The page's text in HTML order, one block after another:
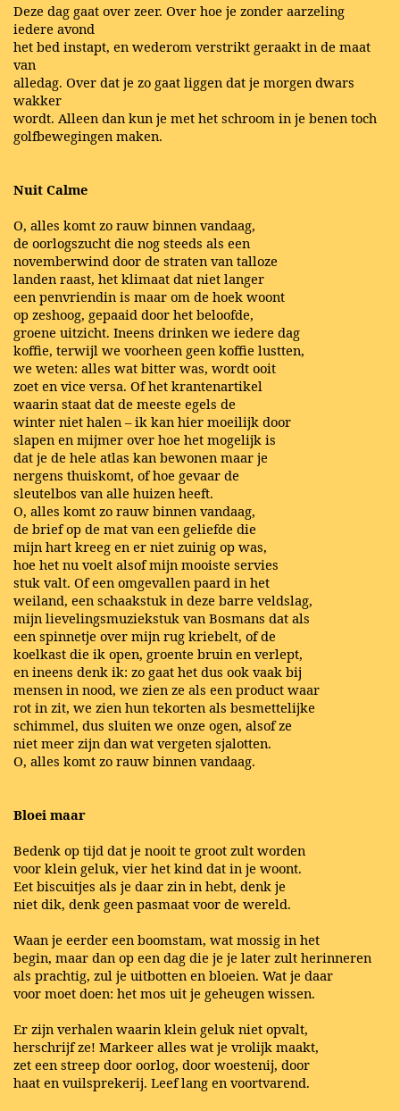
Deze dag gaat over zeer. Over hoe je zonder aarzeling
iedere avond
het bed instapt, en wederom verstrikt geraakt in de maat
van
alledag. Over dat je zo gaat liggen dat je morgen dwars
wakker
wordt. Alleen dan kun je met het schroom in je benen toch
golfbewegingen maken.
Nuit Calme
O, alles komt zo rauw binnen vandaag,
de oorlogszucht die nog steeds als een
novemberwind door de straten van talloze
landen raast, het klimaat dat niet langer
een penvriendin is maar om de hoek woont
op zeshoog, gepaaid door het beloofde,
groene uitzicht. Ineens drinken we iedere dag
koffie, terwijl we voorheen geen koffie lustten,
we weten: alles wat bitter was, wordt ooit
zoet en vice versa. Of het krantenartikel
waarin staat dat de meeste egels de
winter niet halen – ik kan hier moeilijk door
slapen en mijmer over hoe het mogelijk is
dat je de hele atlas kan bewonen maar je
nergens thuiskomt, of hoe gevaar de
sleutelbos van alle huizen heeft.
O, alles komt zo rauw binnen vandaag,
de brief op de mat van een geliefde die
mijn hart kreeg en er niet zuinig op was,
hoe het nu voelt alsof mijn mooiste servies
stuk valt. Of een omgevallen paard in het
weiland, een schaakstuk in deze barre veldslag,
mijn lievelingsmuziekstuk van Bosmans dat als
een spinnetje over mijn rug kriebelt, of de
koelkast die ik open, groente bruin en verlept,
en ineens denk ik: zo gaat het dus ook vaak bij
mensen in nood, we zien ze als een product waar
rot in zit, we zien hun tekorten als besmettelijke
schimmel, dus sluiten we onze ogen, alsof ze
niet meer zijn dan wat vergeten sjalotten.
O, alles komt zo rauw binnen vandaag.
Bloei maar
Bedenk op tijd dat je nooit te groot zult worden
voor klein geluk, vier het kind dat in je woont.
Eet biscuitjes als je daar zin in hebt, denk je
niet dik, denk geen pasmaat voor de wereld.
Waan je eerder een boomstam, wat mossig in het
begin, maar dan op een dag die je je later zult herinneren
als prachtig, zul je uitbotten en bloeien. Wat je daar
voor moet doen: het mos uit je geheugen wissen.
Er zijn verhalen waarin klein geluk niet opvalt,
herschrijf ze! Markeer alles wat je vrolijk maakt,
zet een streep door oorlog, door woestenij, door
haat en vuilsprekerij. Leef lang en voortvarend.